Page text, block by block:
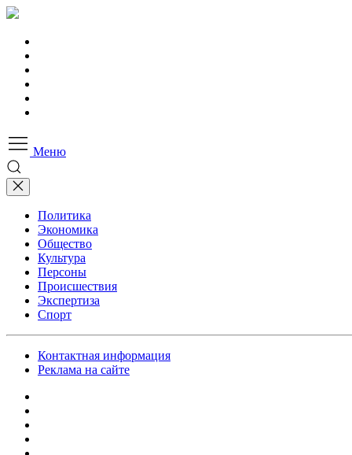
Меню
Политика
Экономика
Общество
Культура
Персоны
Происшествия
Экспертиза
Спорт
Контактная информация
Реклама на сайте